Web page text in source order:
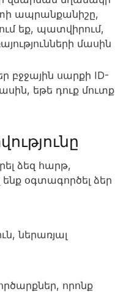
ապրանքանիշը,
եք, պատվիրում,
մասին
բջջային սարքի ID-
եթե դուք մուտք
ձեզ հարթ,
օգտագործել ձեր
ներառյալ
որոնք